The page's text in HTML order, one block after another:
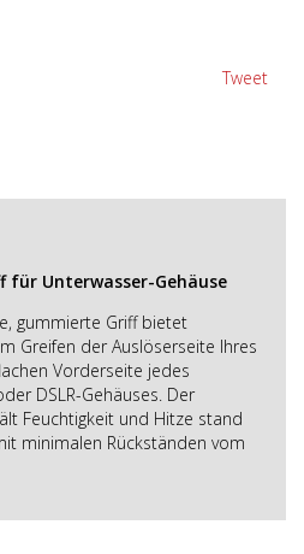
Tweet
für Unterwasser-Gehäuse
gummierte Griff bietet
Greifen der Auslöserseite Ihres
Vorderseite jedes
DSLR-Gehäuses. Der
Feuchtigkeit und Hitze stand
minimalen Rückständen vom